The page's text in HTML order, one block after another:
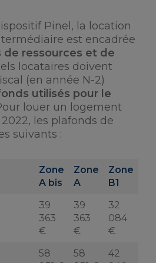
Pinel, la location
est encadrée
de ressources et de
locataires doivent
(en année N-2)
utilisés pour le
louer un logement
les plafonds de
suivants :
Zone
A bis
Zone
A
Zone
B1
39
363
€
39
363
€
32
084
€
58
58
42